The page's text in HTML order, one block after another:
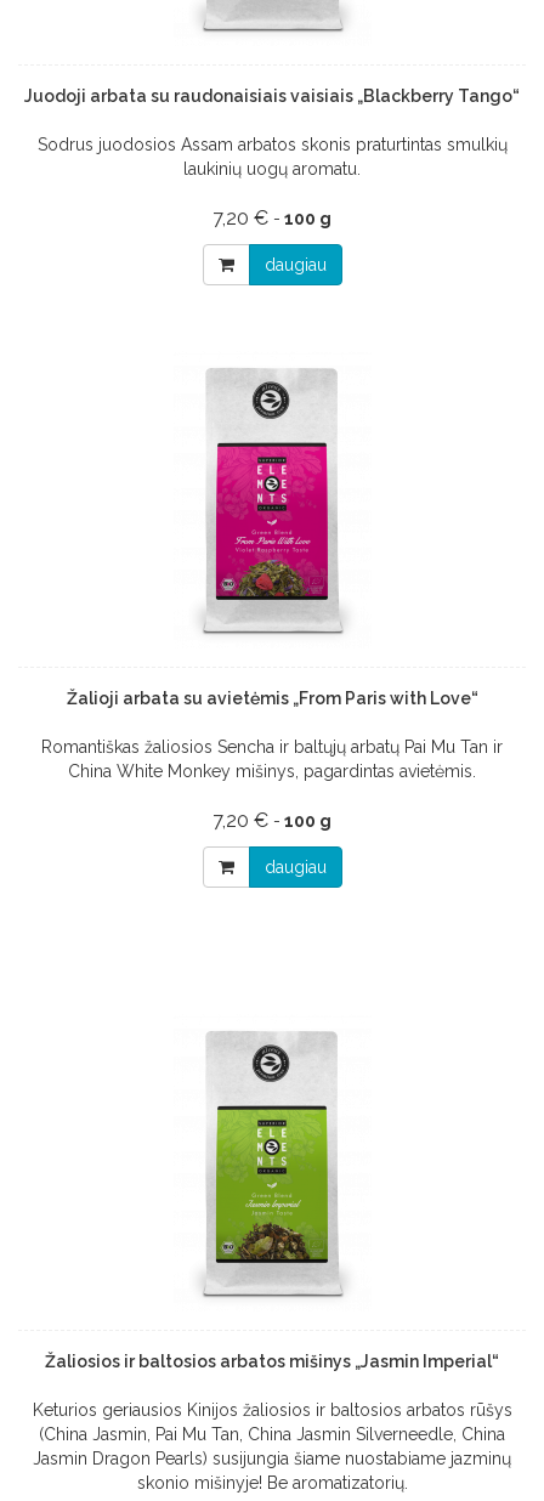
Juodoji arbata su raudonaisiais vaisiais „Blackberry Tango“
Sodrus juodosios Assam arbatos skonis praturtintas smulkių
laukinių uogų aromatu.
7,20 € - 100 g
daugiau
Žalioji arbata su avietėmis „From Paris with Love“
Romantiškas žaliosios Sencha ir baltųjų arbatų Pai Mu Tan ir
China White Monkey mišinys, pagardintas avietėmis.
7,20 € - 100 g
daugiau
Žaliosios ir baltosios arbatos mišinys „Jasmin Imperial“
Keturios geriausios Kinijos žaliosios ir baltosios arbatos rūšys
(China Jasmin, Pai Mu Tan, China Jasmin Silverneedle, China
Jasmin Dragon Pearls) susijungia šiame nuostabiame jazminų
skonio mišinyje! Be aromatizatorių.